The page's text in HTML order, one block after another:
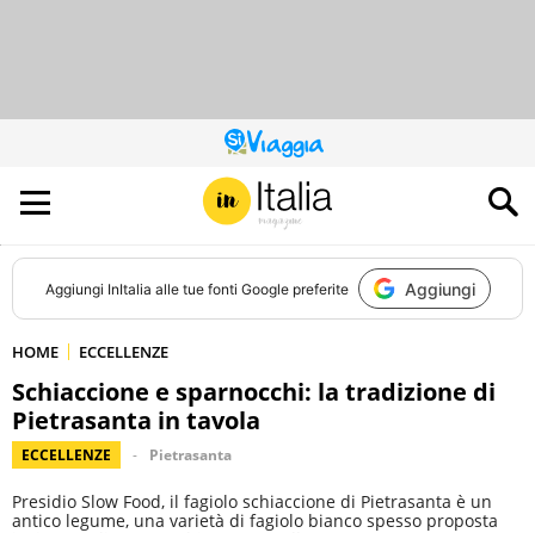
QUESTO
SITO
CONTRIBUISCE
ALL’AUDIENCE
DI
Aggiungi InItalia alle tue fonti Google preferite Aggiungi
HOME ECCELLENZE
Schiaccione e sparnocchi: la tradizione di
Pietrasanta in tavola
ECCELLENZE Pietrasanta
Presidio Slow Food, il fagiolo schiaccione di Pietrasanta è un
antico legume, una varietà di fagiolo bianco spesso proposta